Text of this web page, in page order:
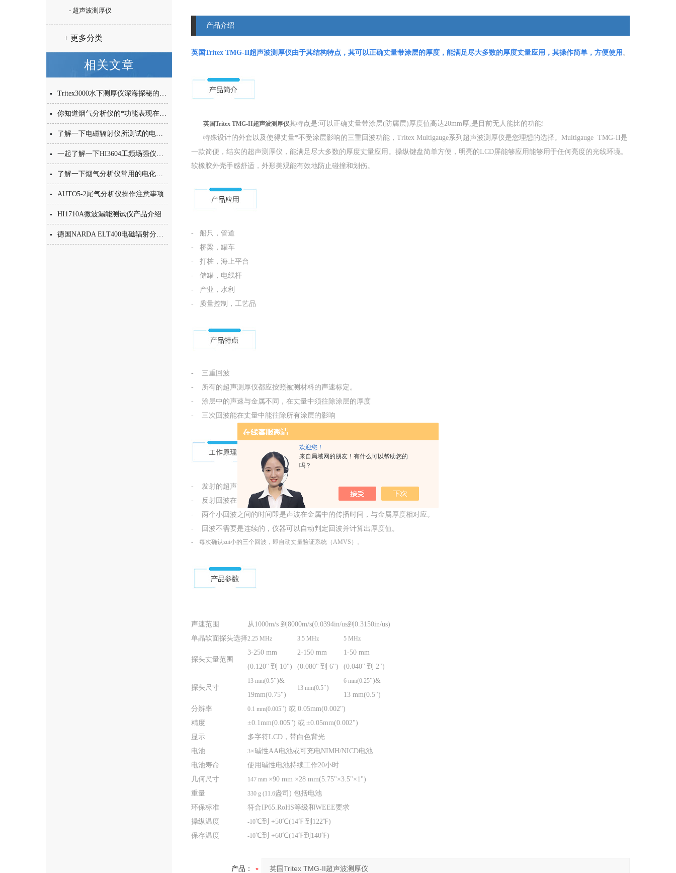
欢迎您！
来自局域网的朋友！有什么可以帮助您的
吗？
- 超声波测厚仪
+ 更多分类
相关文章
Tritex3000水下测厚仪深海探秘的“超声守护者”
你知道烟气分析仪的*功能表现在哪些方面么
了解一下电磁辐射仪所测试的电磁辐射的概念
一起了解一下HI3604工频场强仪的特点有哪些吧
了解一下烟气分析仪常用的电化学传感器的原理
AUTO5-2尾气分析仪操作注意事项
HI1710A微波漏能测试仪产品介绍
德国NARDA ELT400电磁辐射分析仪产品介绍
产品介绍
英国Tritex TMG-II超声波测厚仪由于其结构特点，其可以正确丈量带涂层的厚度，能满足尽大多数的厚度丈量应用，其操作简单，方便使用 。
英国Tritex TMG-II超声波测厚仪其特点是:可以正确丈量带涂层(防腐层)厚度值高达20mm厚,是目前无人能比的功能!
特殊设计的外套以及使得丈量*不受涂层影响的三重回波功能，Tritex Multigauge系列超声波测厚仪是您理想的选择。Multigauge TMG-II是
一款简便，结实的超声测厚仪，能满足尽大多数的厚度丈量应用。操纵键盘简单方便，明亮的LCD屏能够应用能够用于任何亮度的光线环境。
软橡胶外壳手感舒适，外形美观能有效地防止碰撞和划伤。
- 船只，管道
- 桥梁，罐车
- 打桩，海上平台
- 储罐，电线杆
- 产业，水利
- 质量控制，工艺品
- 三重回波
- 所有的超声测厚仪都应按照被测材料的声速标定。
- 涂层中的声速与金属不同，在丈量中须往除涂层的厚度
- 三次回波能在丈量中能往除所有涂层的影响
- 发射的超声波脉冲穿过涂层与金属并从底部反射。
- 反射回波在金属中往复反射，每次只有一小部分回波穿过涂层返回。
- 两个小回波之间的时间即是声波在金属中的传播时间，与金属厚度相对应。
- 回波不需要是连续的，仪器可以自动判定回波并计算出厚度值。
- 每次确认zui小的三个回波，即自动丈量验证系统（AMVS）。
声速范围 从1000m/s 到 8000m/s(0.0394in/us到 0.3150in/us)
单晶软面探头选择2.25 MHz 3.5 MHz 5 MHz
探头丈量范围
3-250 mm
(0.120" 到 10")
2-150 mm
(0.080" 到 6")
1-50 mm
(0.040" 到 2")
探头尺寸
13 mm(0.5")&
19mm(0.75")
13 mm(0.5")
6 mm(0.25")&
13 mm(0.5")
分辨率
0.1 mm(0.005") 或 0.05mm(0.002")
精度
±0.1mm(0.005") 或 ±0.05mm(0.002")
显示
多字符LCD ，带白色背光
电池
3×碱性AA电池或可充电NIMH/NICD电池
电池寿命
使用碱性电池持续工作20小时
几何尺寸
147 mm ×90 mm ×28 mm(5.75"×3.5"×1")
重量
330 g (11.6盎司 ) 包括电池
环保标准
符合IP65.RoHS等级和WEEE要求
操纵温度
-10℃到 +50℃(14℉ 到 122℉)
保存温度
-10℃到 +60℃(14℉到 140℉)
产品：